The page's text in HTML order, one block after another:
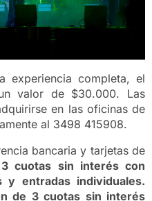
experiencia completa, el
valor de $30.000. Las
en las oficinas de
al 3498 415908.
bancaria y tarjetas de
cuotas sin interés con
y entradas individuales.
de 3 cuotas sin interés